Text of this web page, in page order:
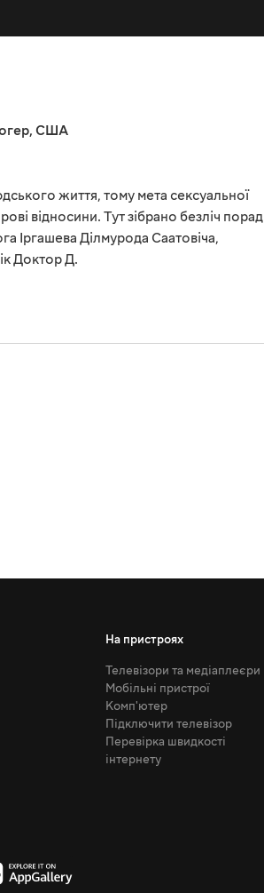
, США
життя, тому мета сексуальної
відносини. Тут зібрано безліч порад
Іргашева Ділмурода Саатовіча,
Доктор Д.
На пристроях
Телевізори та медіаплеєри
Мобільні пристрої
Комп'ютер
Підключити телевізор
Перевірка швидкості
інтернету